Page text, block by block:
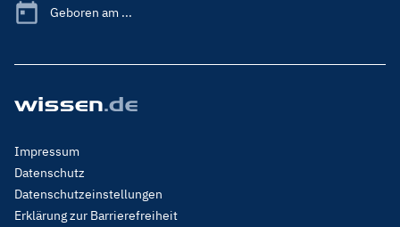
Geboren am ...
Footer
Menu
Legal
Impressum
Datenschutz
Datenschutzeinstellungen
Erklärung zur Barrierefreiheit